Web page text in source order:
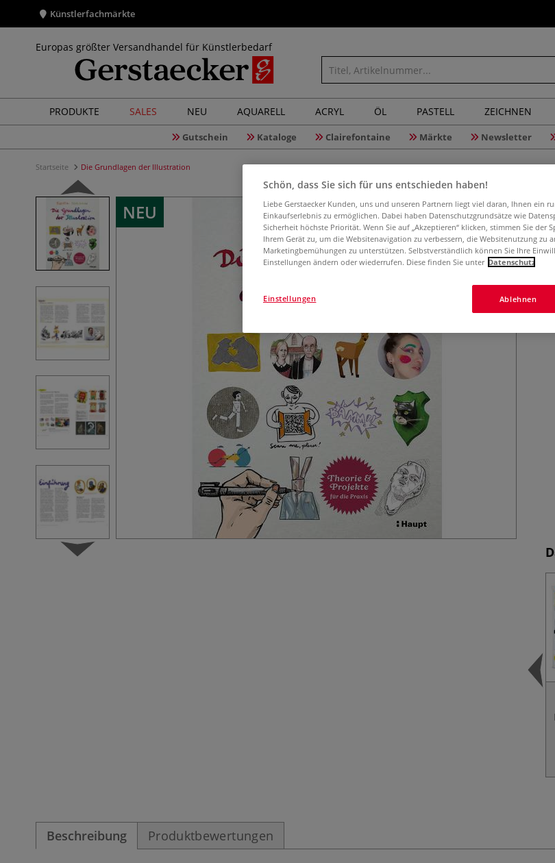
Künstlerfachmärkte
Europas größter Versandhandel für Künstlerbedarf
PRODUKTE SALES NEU AQUARELL ACRYL ÖL PASTELL ZEICHNEN
Gutschein Kataloge Clairefontaine Märkte Newsletter
Startseite Die Grundlagen der Illustration
NEU
Beschreibung Produktbewertungen
Schön, dass Sie sich für uns entschieden haben!
Liebe Gerstaecker Kunden, uns und unseren Partnern liegt viel daran, Ihnen ein
Einkaufserlebnis zu ermöglichen. Dabei haben Datenschutzgrundsätze wie
Sicherheit höchste Priorität. Wenn Sie auf „Akzeptieren“ klicken, stimmen Sie der
Ihrem Gerät zu, um die Websitenavigation zu verbessern, die Websitenutzung zu
Marketingbemühungen zu unterstützen. Selbstverständlich können Sie Ihre
Einstellungen ändern oder wiederrufen. Diese finden Sie unter Datenschutz
Ablehnen
Einstellungen